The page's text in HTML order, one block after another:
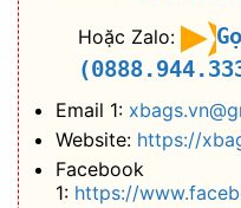
Hoặc Zalo:
Email 1:
Website: https://
Facebook
1: https://